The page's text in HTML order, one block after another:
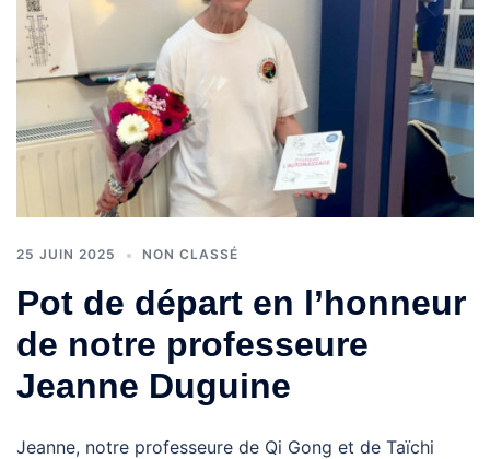
25 JUIN 2025 NON CLASSÉ
Pot de départ en l’honneur
de notre professeure
Jeanne Duguine
Jeanne, notre professeure de Qi Gong et de Taïchi